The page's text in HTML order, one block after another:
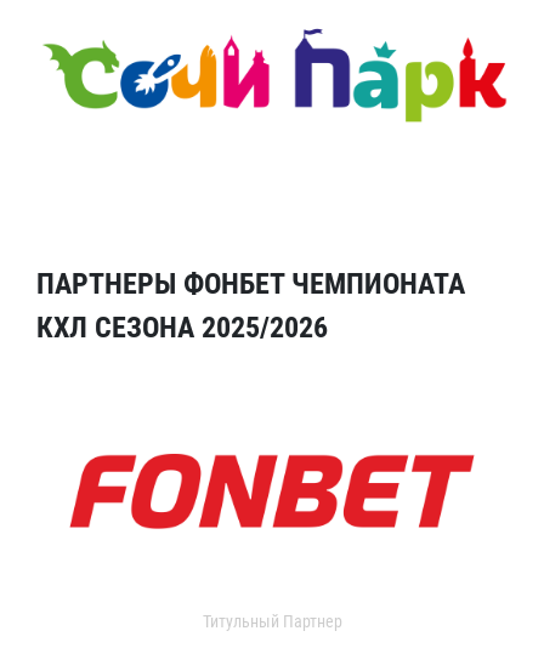
ПАРТНЕРЫ ФОНБЕТ ЧЕМПИОНАТА
КХЛ СЕЗОНА 2025/2026
Титульный Партнер